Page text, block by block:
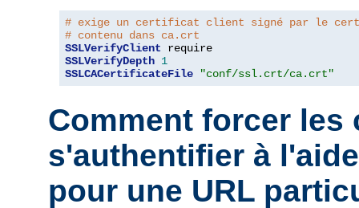
# exige un certificat client signé par le
# contenu dans ca.crt
SSLVerifyClient
SSLVerifyDepth 1
SSLCACertificateFile
"conf/ssl.crt/ca.crt"
Comment forcer les
s'authentifier à
pour une URL